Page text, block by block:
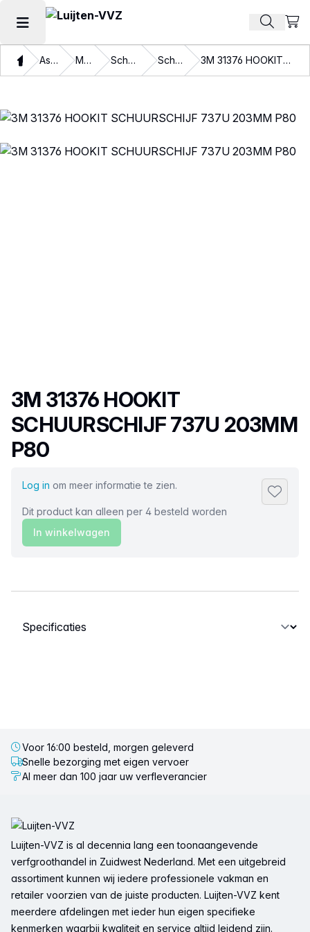
Hoofdmenu openen Zoek
ThuisAssortiment Materialen Schuurmaterialen Schuurschijven 3M 31376 HOOKIT SCHUURSCHIJF 737U 203MM P80
Productnaam
3M 31376 HOOKIT
SCHUURSCHIJF 737U 203MM
P80
Log in om meer informatie te zien.
Dit product kan alleen per 4 besteld worden
In winkelwagen
Selecteer een tabblad
Voor 16:00 besteld, morgen geleverd
Snelle bezorging met eigen vervoer
Al meer dan 100 jaar uw verfleverancier
Luijten-VVZ is al decennia lang een toonaangevende
verfgroothandel in Zuidwest Nederland. Met een uitgebreid
assortiment kunnen wij iedere professionele vakman en
retailer voorzien van de juiste producten. Luijten-VVZ kent
meerdere afdelingen met ieder hun eigen specifieke
kenmerken waarbij kwaliteit en service altijd leidend zijn.